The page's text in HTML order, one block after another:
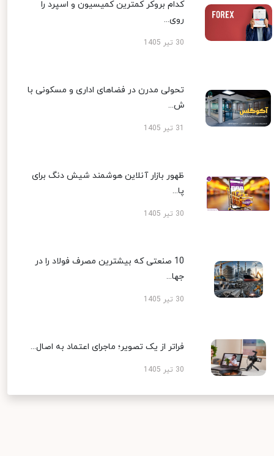
کدام بروکر کمترین کمیسیون و اسپرد را
روی...
30 تیر 1405
تحولی مدرن در فضاهای اداری و مسکونی با
ش...
ظهور بازار آنلاین هوشمند شیش دنگ برای
پا...
30 تیر 1405
10 صنعتی که بیشترین مصرف فولاد را در
جها...
30 تیر 1405
فراتر از یک تصویر؛ ماجرای اعتماد به اصال...
30 تیر 1405